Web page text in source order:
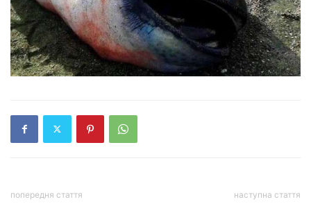
попередня стаття наступна стаття